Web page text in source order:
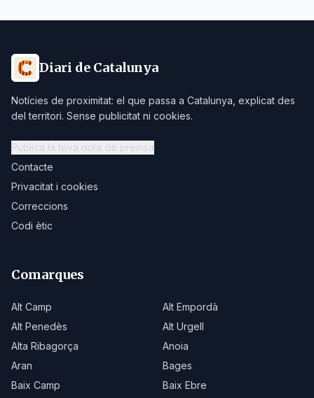
Diari de Catalunya
Notícies de proximitat: el que passa a Catalunya, explicat des
del territori. Sense publicitat ni cookies.
Publica la teva nota de premsa
Contacte
Privacitat i cookies
Correccions
Codi ètic
Comarques
Alt Camp
Alt Empordà
Alt Penedès
Alt Urgell
Alta Ribagorça
Anoia
Aran
Bages
Baix Camp
Baix Ebre